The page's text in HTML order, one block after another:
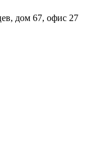
дом 67, офис 27